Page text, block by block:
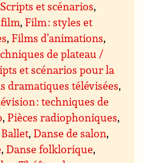
Scripts et scénarios,
film,Film : styles et
,Films d’animations,
de plateau /
et scénarios pour la
dramatiques télévisées,
: techniques de
,Pièces radiophoniques,
Ballet,Danse de salon,
,Danse folklorique,